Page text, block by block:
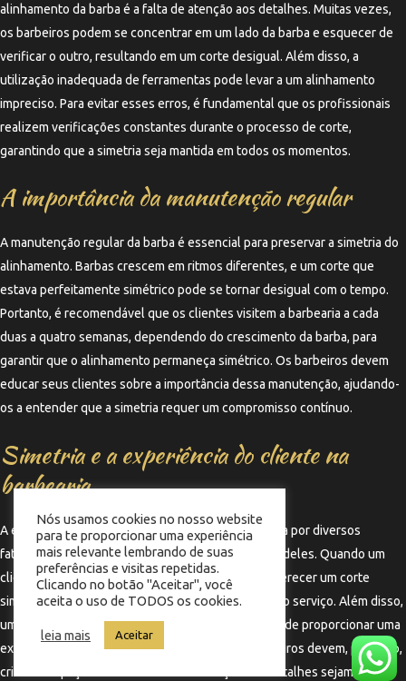
alinhamento da barba é a falta de atenção aos detalhes. Muitas vezes,
os barbeiros podem se concentrar em um lado da barba e esquecer de
verificar o outro, resultando em um corte desigual. Além disso, a
utilização inadequada de ferramentas pode levar a um alinhamento
impreciso. Para evitar esses erros, é fundamental que os profissionais
realizem verificações constantes durante o processo de corte,
garantindo que a simetria seja mantida em todos os momentos.
A importância da manutenção regular
A manutenção regular da barba é essencial para preservar a simetria do
alinhamento. Barbas crescem em ritmos diferentes, e um corte que
estava perfeitamente simétrico pode se tornar desigual com o tempo.
Portanto, é recomendável que os clientes visitem a barbearia a cada
duas a quatro semanas, dependendo do crescimento da barba, para
garantir que o alinhamento permaneça simétrico. Os barbeiros devem
educar seus clientes sobre a importância dessa manutenção, ajudando-
os a entender que a simetria requer um compromisso contínuo.
Simetria e a experiência do cliente na
barbearia
A experiência do cliente na barbearia é influenciada por diversos
fatores, e a simetria no alinhamento da barba é um deles. Quando um
cliente percebe que o barbeiro se preocupa em oferecer um corte
simétrico, isso aumenta a confiança na qualidade do serviço. Além disso,
um ambiente que valoriza a estética e a simetria pode proporcionar uma
experiência mais agradável e satisfatória. Os barbeiros devem, portanto,
criar um espaço onde a simetria e a atenção aos detalhes sejam
Nós usamos cookies no nosso website
para te proporcionar uma experiência
mais relevante lembrando de suas
preferências e visitas repetidas.
Clicando no botão "Aceitar", você
aceita o uso de TODOS os cookies.
leia mais Aceitar